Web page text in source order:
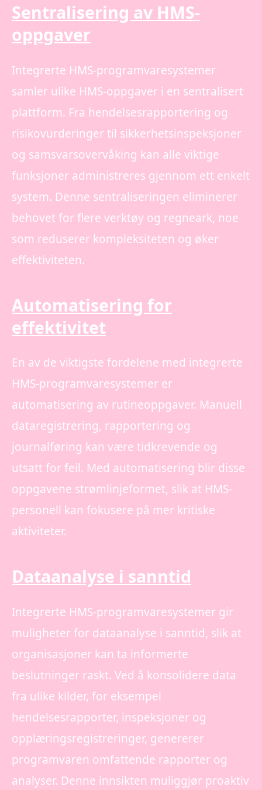
Sentralisering av HMS-
oppgaver
Integrerte HMS-programvaresystemer
samler ulike HMS-oppgaver i en sentralisert
plattform. Fra hendelsesrapportering og
risikovurderinger til sikkerhetsinspeksjoner
og samsvarsovervåking kan alle viktige
funksjoner administreres gjennom ett enkelt
system. Denne sentraliseringen eliminerer
behovet for flere verktøy og regneark, noe
som reduserer kompleksiteten og øker
effektiviteten.
Automatisering for
effektivitet
En av de viktigste fordelene med integrerte
HMS-programvaresystemer er
automatisering av rutineoppgaver. Manuell
dataregistrering, rapportering og
journalføring kan være tidkrevende og
utsatt for feil. Med automatisering blir disse
oppgavene strømlinjeformet, slik at HMS-
personell kan fokusere på mer kritiske
aktiviteter.
Dataanalyse i sanntid
Integrerte HMS-programvaresystemer gir
muligheter for dataanalyse i sanntid, slik at
organisasjoner kan ta informerte
beslutninger raskt. Ved å konsolidere data
fra ulike kilder, for eksempel
hendelsesrapporter, inspeksjoner og
opplæringsregistreringer, genererer
programvaren omfattende rapporter og
analyser. Denne innsikten muliggjør proaktiv